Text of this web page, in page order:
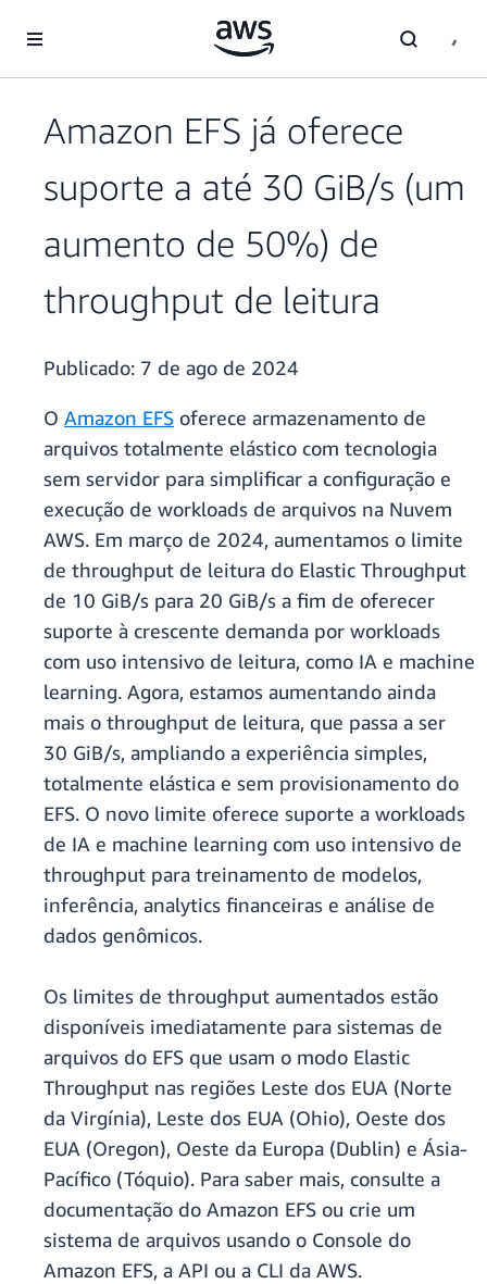
Pular para o conteúdo principal
Amazon EFS já oferece
suporte a até 30 GiB/s (um
aumento de 50%) de
throughput de leitura
Publicado: 7 de ago de 2024
O Amazon EFS oferece armazenamento de
arquivos totalmente elástico com tecnologia
sem servidor para simplificar a configuração e
execução de workloads de arquivos na Nuvem
AWS. Em março de 2024, aumentamos o limite
de throughput de leitura do Elastic Throughput
de 10 GiB/s para 20 GiB/s a fim de oferecer
suporte à crescente demanda por workloads
com uso intensivo de leitura, como IA e machine
learning. Agora, estamos aumentando ainda
mais o throughput de leitura, que passa a ser
30 GiB/s, ampliando a experiência simples,
totalmente elástica e sem provisionamento do
EFS. O novo limite oferece suporte a workloads
de IA e machine learning com uso intensivo de
throughput para treinamento de modelos,
inferência, analytics financeiras e análise de
dados genômicos.
Os limites de throughput aumentados estão
disponíveis imediatamente para sistemas de
arquivos do EFS que usam o modo Elastic
Throughput nas regiões Leste dos EUA (Norte
da Virgínia), Leste dos EUA (Ohio), Oeste dos
EUA (Oregon), Oeste da Europa (Dublin) e Ásia-
Pacífico (Tóquio). Para saber mais, consulte a
documentação do Amazon EFS ou crie um
sistema de arquivos usando o Console do
Amazon EFS, a API ou a CLI da AWS.